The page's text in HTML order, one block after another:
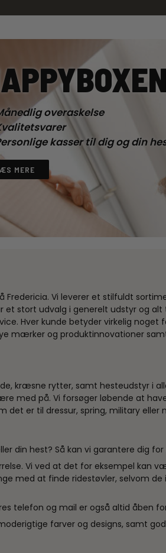
overaskelse
kasser til dig og din
MERE
Vi leverer et stilfuldt
stort udvalg i generelt udstyr og alt
Hver kunde betyder virkelig noget
mærker og produktinnovationer
kræsne rytter, samt hesteudstyr i
med på. Vi forsøger løbende at
er til dressur, spring, military eller
din hest? Så kan vi garantere dig for
Vi ved at det for eksempel kan
med at finde ridestøvler, selvom de
telefon og mail er også altid åben
farver og designs, samt